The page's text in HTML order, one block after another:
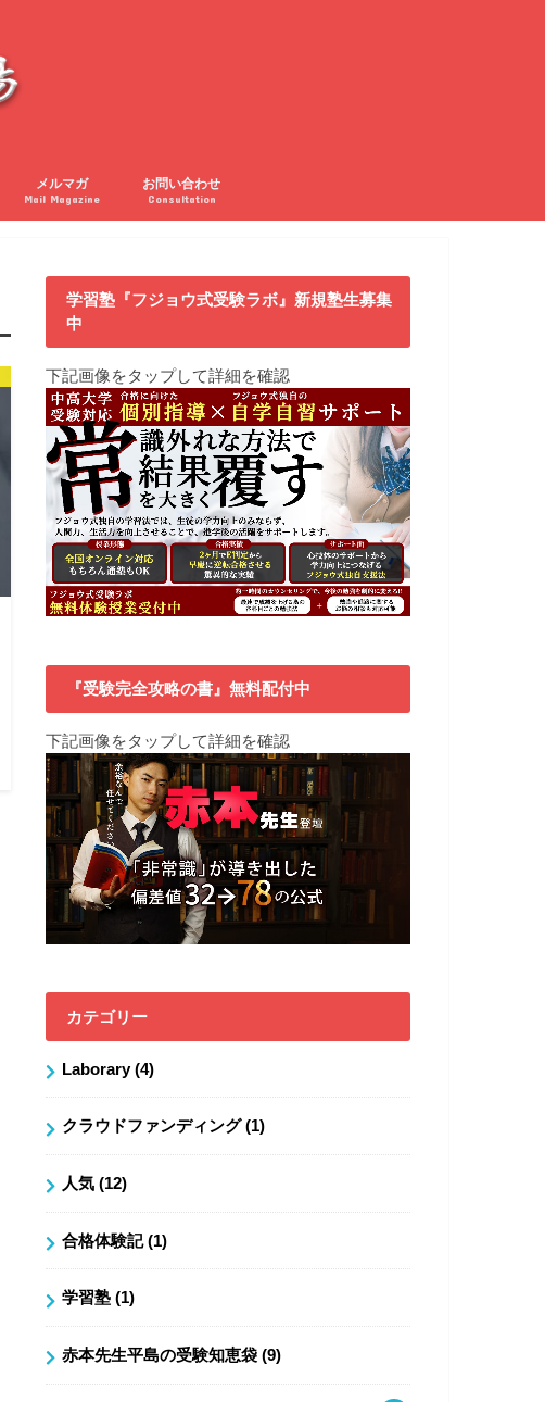
メルマガ
Mail Magazine
お問い合わせ
Consultation
学習塾『フジョウ式受験ラボ』新規塾生募集
中
下記画像をタップして詳細を確認
『受験完全攻略の書』無料配付中
下記画像をタップして詳細を確認
カテゴリー
Laborary(4)
クラウドファンディング(1)
人気 (12)
合格体験記(1)
学習塾 (1)
赤本先生平島の受験知恵袋 (9)